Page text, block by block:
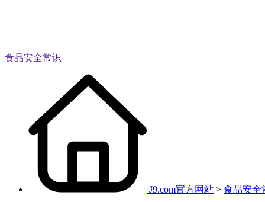
食品安全常识
J9.com官方网站 > 食品安全